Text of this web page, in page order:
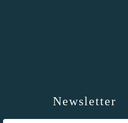
Newsletter